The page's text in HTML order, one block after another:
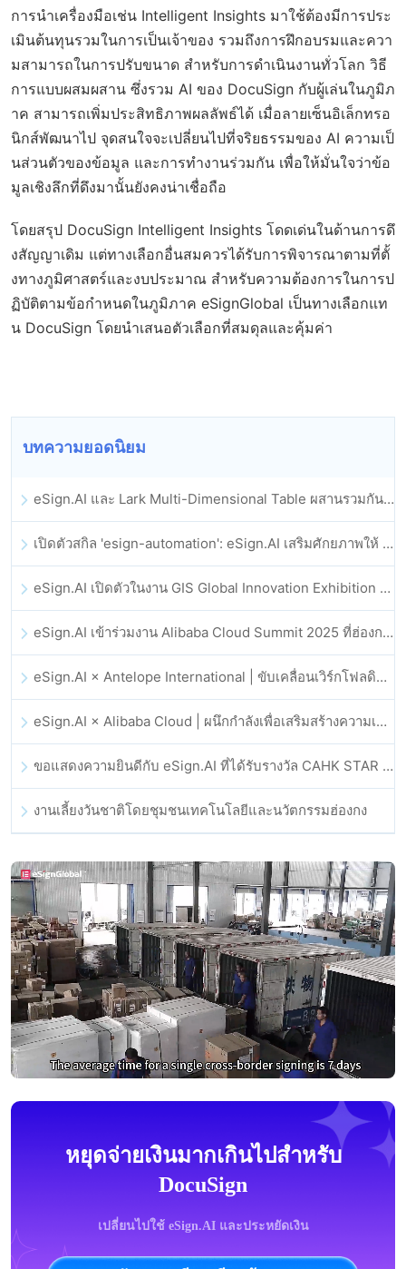
การนำเครื่องมือเช่น Intelligent Insights มาใช้ต้องมีการประ
เมินต้นทุนรวมในการเป็นเจ้าของ รวมถึงการฝึกอบรมและควา
มสามารถในการปรับขนาด สำหรับการดำเนินงานทั่วโลก วิธี
การแบบผสมผสาน ซึ่งรวม AI ของ DocuSign กับผู้เล่นในภูมิภ
าค สามารถเพิ่มประสิทธิภาพผลลัพธ์ได้ เมื่อลายเซ็นอิเล็กทรอ
นิกส์พัฒนาไป จุดสนใจจะเปลี่ยนไปที่จริยธรรมของ AI ความเป็
นส่วนตัวของข้อมูล และการทำงานร่วมกัน เพื่อให้มั่นใจว่าข้อ
มูลเชิงลึกที่ดึงมานั้นยังคงน่าเชื่อถือ
โดยสรุป DocuSign Intelligent Insights โดดเด่นในด้านการดึ
งสัญญาเดิม แต่ทางเลือกอื่นสมควรได้รับการพิจารณาตามที่ตั้
งทางภูมิศาสตร์และงบประมาณ สำหรับความต้องการในการป
ฏิบัติตามข้อกำหนดในภูมิภาค eSignGlobal เป็นทางเลือกแท
น DocuSign โดยนำเสนอตัวเลือกที่สมดุลและคุ้มค่า
บทความยอดนิยม
eSign.AI และ Lark Multi-Dimensional Table ผสานรวมกันอย่างเป็นทางการ: การลงนามและการเก็บถาวรสัญญาอิเล็กทรอนิกส์แบบอัตโนมัติเต็มรูปแบบ
เปิดตัวสกิล 'esign-automation': eSign.AI เสริมศักยภาพให้ OpenClaw ด้วยลายเซ็นอิเล็กทรอนิกส์อัตโนมัติ
eSign.AI เปิดตัวในงาน GIS Global Innovation Exhibition 2025
eSign.AI เข้าร่วมงาน Alibaba Cloud Summit 2025 ที่ฮ่องกง เพื่อขับเคลื่อนนวัตกรรมคลาวด์ที่ขับเคลื่อนด้วย AI และความเชื่อมั่นทางดิจิทัล
eSign.AI × Antelope International | ขับเคลื่อนเวิร์กโฟลดิจิทัลที่ปลอดภัยและขับเคลื่อนด้วย AI
eSign.AI × Alibaba Cloud | ผนึกกำลังเพื่อเสริมสร้างความเชื่อมั่นดิจิทัลระดับโลกสำหรับฟินเทค
ขอแสดงความยินดีกับ eSign.AI ที่ได้รับรางวัล CAHK STAR Award 2025
งานเลี้ยงวันชาติโดยชุมชนเทคโนโลยีและนวัตกรรมฮ่องกง
หยุดจ่ายเงินมากเกินไปสำหรับ
DocuSign
เปลี่ยนไปใช้ eSign.AI และประหยัดเงิน